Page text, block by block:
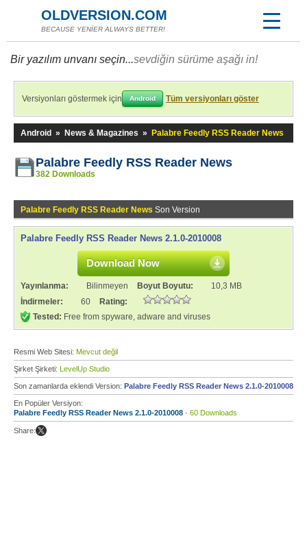
OLDVERSION.COM
BECAUSE YENİER ALWAYS BETTER!
Bir yazılım unvanı seçin...sevdiğin sürüme aşağı in!
Versiyonları göstermek için Android Tüm versiyonları göster
Android » News & Magazines » Palabre Feedly RSS Reader News
Palabre Feedly RSS Reader News
382 Downloads
Palabre Feedly RSS Reader News Son Version
Palabre Feedly RSS Reader News 2.1.0-2010008
Download Now
Yayınlanma: Bilinmeyen Boyut Boyutu:
10,3 MB
İndirmeler:
60
Rating:
Tested: Free from spyware, adware and viruses
Resmi Web Sitesi: Mevcut değil
Şirket Şirketi: LevelUp Studio
Son zamanlarda eklendi Version: Palabre Feedly RSS Reader News 2.1.0-2010008
En Popüler Versiyon:
Palabre Feedly RSS Reader News 2.1.0-2010008 - 60 Downloads
Share: